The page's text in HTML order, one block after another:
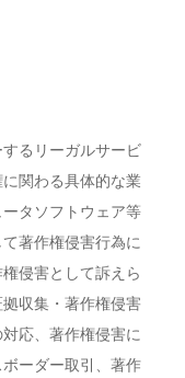
るリーガルサービ
関わる具体的な業
タソフトウェア等
著作権侵害行為に
侵害として訴えら
収集・著作権侵害
応、著作権侵害に
ーダー取引、著作